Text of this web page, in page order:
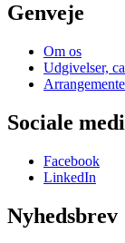
Genveje
Om os
Udgivelser,
Sociale
Facebook
LinkedIn
Nyhedsbrev